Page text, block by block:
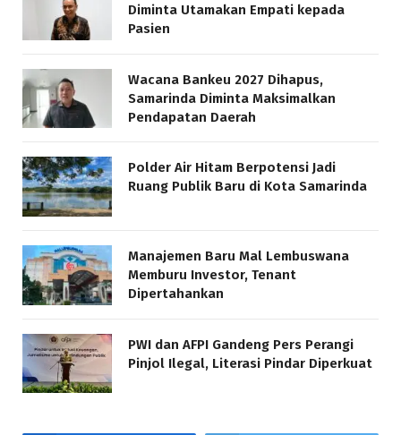
Diminta Utamakan Empati kepada
Pasien
Wacana Bankeu 2027 Dihapus,
Samarinda Diminta Maksimalkan
Pendapatan Daerah
Polder Air Hitam Berpotensi Jadi
Ruang Publik Baru di Kota Samarinda
Manajemen Baru Mal Lembuswana
Memburu Investor, Tenant
Dipertahankan
PWI dan AFPI Gandeng Pers Perangi
Pinjol Ilegal, Literasi Pindar Diperkuat